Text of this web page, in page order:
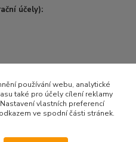
účely):
používání webu, analytické
také pro účely cílení reklamy
vlastních preferencí
ve spodní části stránek.